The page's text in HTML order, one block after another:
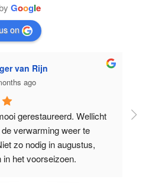
Google
on
van Rijn
ago
gerestaureerd. Wellicht
verwarming weer te
zo nodig in augustus,
in het voorseizoen.
Prima